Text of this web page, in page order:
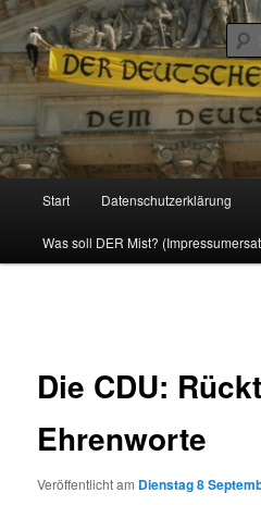
Reizzentrum
Politik, Wirtschaft, Soziales und
Zum
Inhalt
Start Datenschutzerklärung
Was soll DER Mist?
Die CDU:
Ehrenworte
Veröffentlicht am Dienstag 8